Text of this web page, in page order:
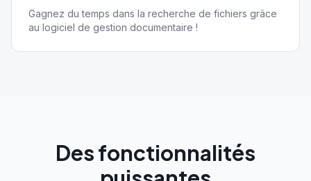
Gagnez du temps dans la recherche de fichiers grâce
au logiciel de gestion documentaire !
Des fonctionnalités